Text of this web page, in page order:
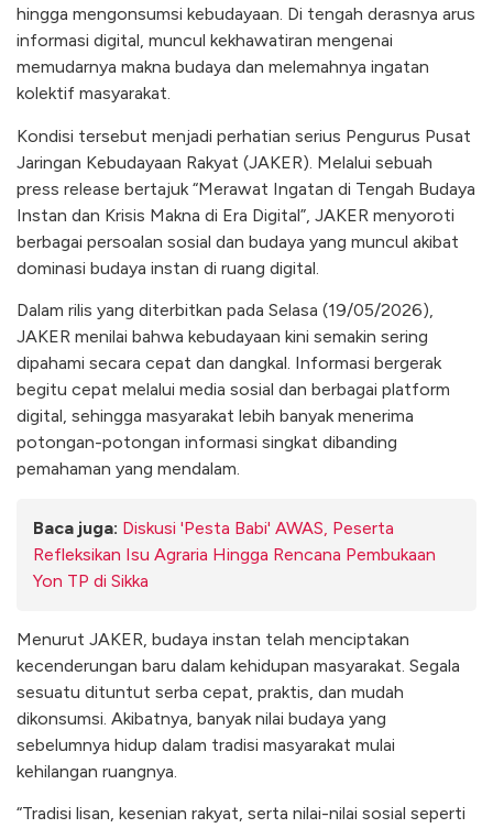
hingga mengonsumsi kebudayaan. Di tengah derasnya arus
informasi digital, muncul kekhawatiran mengenai
memudarnya makna budaya dan melemahnya ingatan
kolektif masyarakat.
Kondisi tersebut menjadi perhatian serius Pengurus Pusat
Jaringan Kebudayaan Rakyat (JAKER). Melalui sebuah
press release bertajuk “Merawat Ingatan di Tengah Budaya
Instan dan Krisis Makna di Era Digital”, JAKER menyoroti
berbagai persoalan sosial dan budaya yang muncul akibat
dominasi budaya instan di ruang digital.
Dalam rilis yang diterbitkan pada Selasa (19/05/2026),
JAKER menilai bahwa kebudayaan kini semakin sering
dipahami secara cepat dan dangkal. Informasi bergerak
begitu cepat melalui media sosial dan berbagai platform
digital, sehingga masyarakat lebih banyak menerima
potongan-potongan informasi singkat dibanding
pemahaman yang mendalam.
Baca juga: Diskusi 'Pesta Babi' AWAS, Peserta
Refleksikan Isu Agraria Hingga Rencana Pembukaan
Yon TP di Sikka
Menurut JAKER, budaya instan telah menciptakan
kecenderungan baru dalam kehidupan masyarakat. Segala
sesuatu dituntut serba cepat, praktis, dan mudah
dikonsumsi. Akibatnya, banyak nilai budaya yang
sebelumnya hidup dalam tradisi masyarakat mulai
kehilangan ruangnya.
“Tradisi lisan, kesenian rakyat, serta nilai-nilai sosial seperti